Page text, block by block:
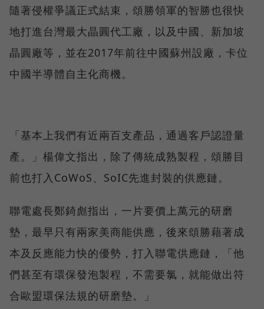
隨著侵權爭議正式結束，頌勝領軍的智勝也很快
地打進台灣最大晶圓代工廠，以及中國、新加坡
晶圓廠等，並在2017年前往中國蘇州設廠，卡位
中國半導體自主化商機。
「基本上我們有近兩百支產品，通過客戶認證量
產。」楊偉文指出，除了傳統成熟製程，頌勝目
前也打入CoWoS、SoIC先進封裝的供應鏈。
聯電處長鄭錡彪指出，一片要價上萬元的研磨
墊，最早只有兩家美商能供應，後來頌勝藉著成
本及反應能力快的優勢，打入聯電供應鏈，「他
們甚至有環保發泡製程，不需要氯，就能做出符
合歐盟環保法規的研磨墊。」